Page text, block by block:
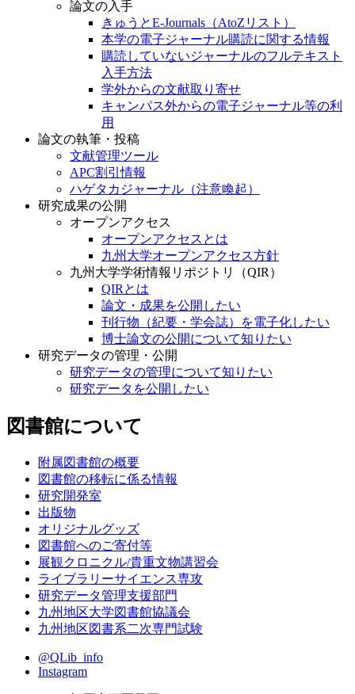
論文の入手
きゅうとE-Journals（AtoZリスト）
本学の電子ジャーナル購読に関する情報
購読していないジャーナルのフルテキスト
入手方法
学外からの文献取り寄せ
キャンパス外からの電子ジャーナル等の利
用
論文の執筆・投稿
文献管理ツール
APC割引情報
ハゲタカジャーナル（注意喚起）
研究成果の公開
オープンアクセス
オープンアクセスとは
九州大学オープンアクセス方針
九州大学学術情報リポジトリ（QIR）
QIRとは
論文・成果を公開したい
刊行物（紀要・学会誌）を電子化したい
博士論文の公開について知りたい
研究データの管理・公開
研究データの管理について知りたい
研究データを公開したい
図書館について
附属図書館の概要
図書館の移転に係る情報
研究開発室
出版物
オリジナルグッズ
図書館へのご寄付等
展観クロニクル/貴重文物講習会
ライブラリーサイエンス専攻
研究データ管理支援部門
九州地区大学図書館協議会
九州地区図書系二次専門試験
@QLib_info
Instagram